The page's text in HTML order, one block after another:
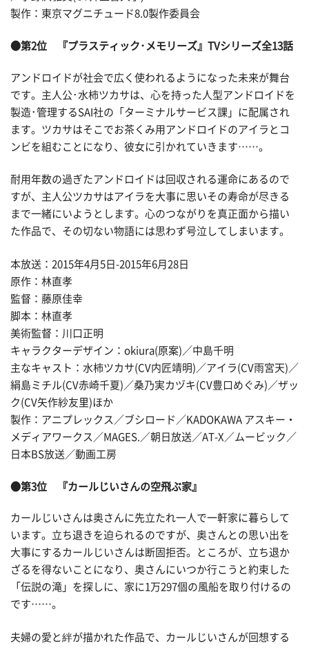
製作：東京マグニチュード8.0製作委員会
●第2位 『プラスティック･メモリーズ』TVシリーズ全13話
アンドロイドが社会で広く使われるようになった未来が舞台
です。主人公･水柿ツカサは、心を持った人型アンドロイドを
製造･管理するSAI社の「ターミナルサービス課」に配属され
ます。ツカサはそこでお茶くみ用アンドロイドのアイラとコ
ンビを組むことになり、彼女に引かれていきます……。
耐用年数の過ぎたアンドロイドは回収される運命にあるので
すが、主人公ツカサはアイラを大事に思いその寿命が尽きる
まで一緒にいようとします。心のつながりを真正面から描い
た作品で、その切ない物語には思わず号泣してしまいます。
本放送：2015年4月5日-2015年6月28日
原作：林直孝
監督：藤原佳幸
脚本：林直孝
美術監督：川口正明
キャラクターデザイン：okiura(原案)／中島千明
主なキャスト：水柿ツカサ(CV内匠靖明)／アイラ(CV雨宮天)／
絹島ミチル(CV赤崎千夏)／桑乃実カヅキ(CV豊口めぐみ)／ザッ
ク(CV矢作紗友里)ほか
製作：アニプレックス／ブシロード／KADOKAWA アスキー・
メディアワークス／MAGES.／朝日放送／AT-X／ムービック／
日本BS放送／動画工房
●第3位 『カールじいさんの空飛ぶ家』
カールじいさんは奥さんに先立たれ一人で一軒家に暮らして
います。立ち退きを迫られるのですが、奥さんとの思い出を
大事にするカールじいさんは断固拒否。ところが、立ち退か
ざるを得ないことになり、奥さんにいつか行こうと約束した
「伝説の滝」を探しに、家に1万297個の風船を取り付けるの
です……。
夫婦の愛と絆が描かれた作品で、カールじいさんが回想する